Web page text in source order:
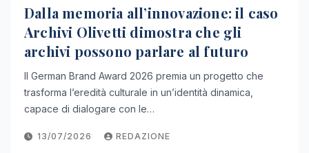
Dalla memoria all’innovazione: il caso
Archivi Olivetti dimostra che gli
archivi possono parlare al futuro
Il German Brand Award 2026 premia un progetto che
trasforma l’eredità culturale in un’identità dinamica,
capace di dialogare con le…
13/07/2026 REDAZIONE